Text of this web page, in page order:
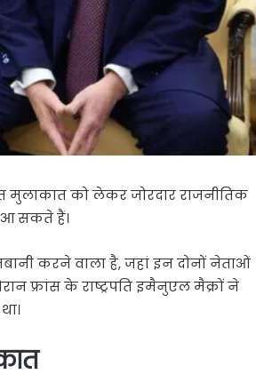
मुलाकात को लेकर जोरदार राजनीतिक
आ सकते हैं।
करने वाला है, जहां इन दोनों नेताओं
फ्रांस के राष्ट्रपति इमैनुएल मैक्रों ने